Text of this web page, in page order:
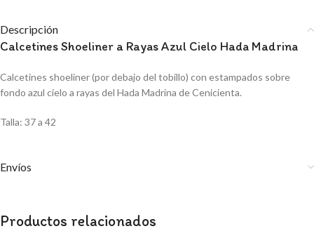
Descripción
Calcetines Shoeliner a Rayas Azul Cielo Hada Madrina
Calcetines shoeliner (por debajo del tobillo) con estampados sobre
fondo azul cielo a rayas del Hada Madrina de Cenicienta.
Talla: 37 a 42
Envíos
Productos relacionados